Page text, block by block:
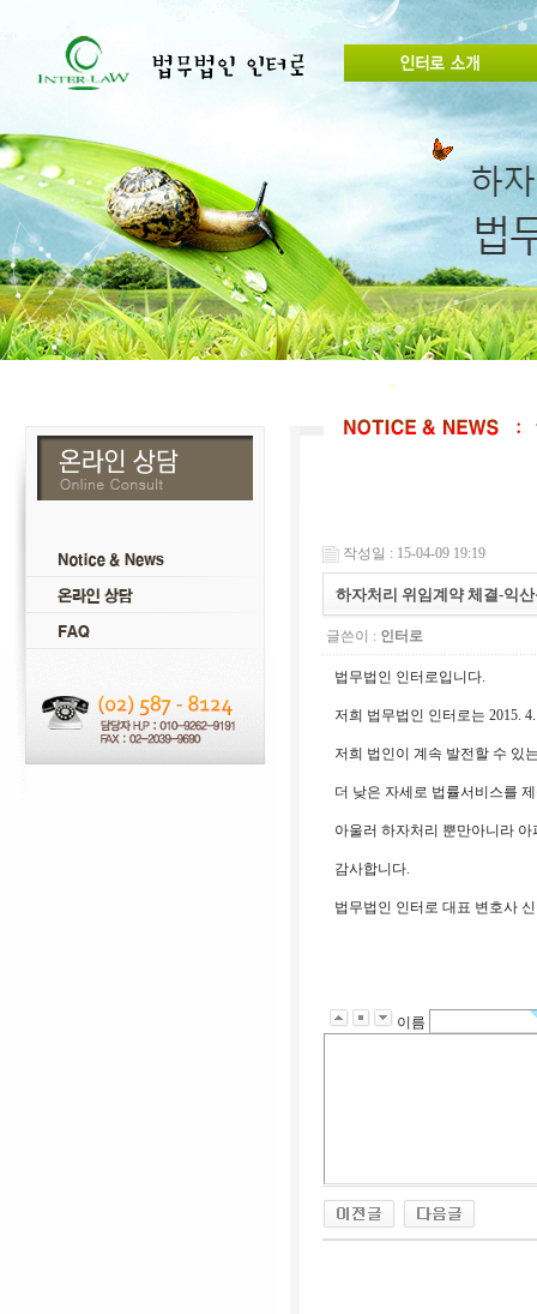
작성일 : 15-04-09 19:19
하자처리 위임계약 체결-익
글쓴이 : 인터로
법무법인 인터로입니다.
저희 법무법인 인터로는 2015.
저희 법인이 계속 발전할 수 있
더 낮은 자세로 법률서비스를
아울러 하자처리 뿐만아니라
감사합니다.
법무법인 인터로 대표 변호사
이름